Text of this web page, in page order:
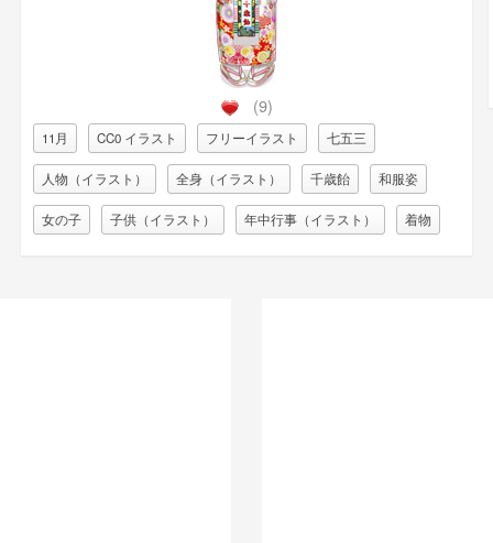
(9)
11月 CC0 イラスト フリーイラスト 七五三
人物（イラスト） 全身（イラスト） 千歳飴 和服姿
女の子 子供（イラスト） 年中行事（イラスト） 着物